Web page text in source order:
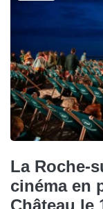
La Roche-
cinéma en
Château le